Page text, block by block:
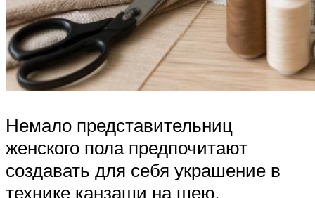
Немало представительниц
женского пола предпочитают
создавать для себя украшение в
технике канзаши на шею,